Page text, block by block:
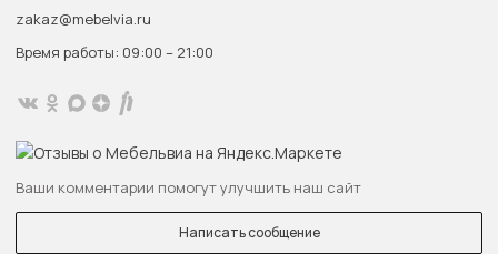
zakaz@mebelvia.ru
Время работы: 09:00 – 21:00
Ваши комментарии помогут улучшить наш сайт
Написать сообщение